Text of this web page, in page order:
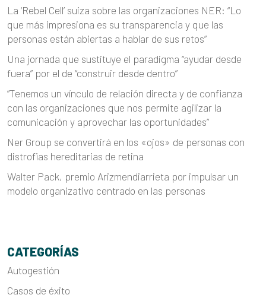
La ‘Rebel Cell’ suiza sobre las organizaciones NER: “Lo
que más impresiona es su transparencia y que las
personas están abiertas a hablar de sus retos”
Una jornada que sustituye el paradigma “ayudar desde
fuera” por el de “construir desde dentro”
“Tenemos un vínculo de relación directa y de confianza
con las organizaciones que nos permite agilizar la
comunicación y aprovechar las oportunidades”
Ner Group se convertirá en los «ojos» de personas con
distrofias hereditarias de retina
Walter Pack, premio Arizmendiarrieta por impulsar un
modelo organizativo centrado en las personas
CATEGORÍAS
Autogestión
Casos de éxito